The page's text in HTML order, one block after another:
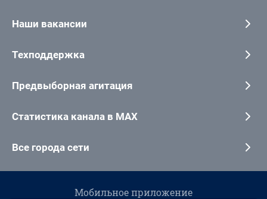
Наши вакансии
Техподдержка
Предвыборная агитация
Статистика канала в MAX
Все города сети
Мобильное приложение